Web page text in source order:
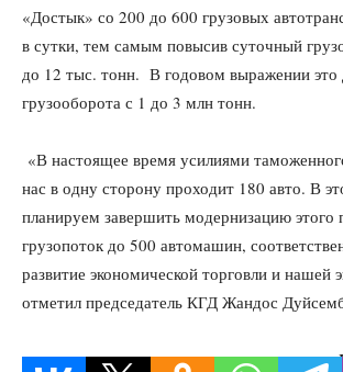
«Достык» со 200 до 600 грузовых
в сутки, тем самым повысив суточный
до 12 тыс. тонн. В годовом выражении это
грузооборота с 1 до 3 млн тонн.
«В настоящее время усилиями
нас в одну сторону проходит 180 авто. В
планируем завершить модернизацию этого
грузопоток до 500 автомашин,
развитие экономической торговли и
отметил председатель КГД Жандос